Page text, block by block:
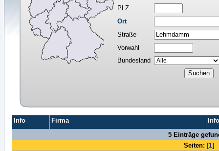
PLZ
Ort
Straße
Vorwahl
Bundesland
Info Firma
5 Einträge
Seiten: [1]